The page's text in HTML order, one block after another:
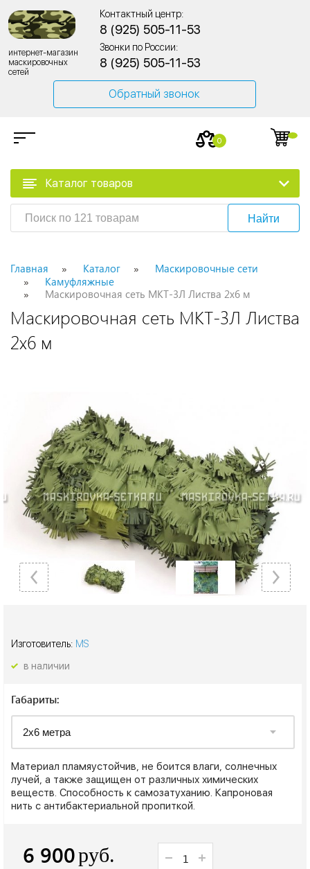
интернет-магазин
маскировочных
сетей
Контактный центр:
8 (925) 505-11-53
Звонки по России:
8 (925) 505-11-53
Обратный звонок
0
Каталог товаров
Найти
Главная Каталог
Маскировочные сети
Камуфляжные
Маскировочная сеть МКТ-3Л Листва 2х6 м
Маскировочная сеть МКТ-3Л Листва
2х6 м
Изготовитель: MS
в наличии
Габариты:
Материал пламяустойчив, не боится влаги, солнечных
лучей, а также защищен от различных химических
веществ. Способность к самозатуханию. Капроновая
нить с антибактериальной пропиткой.
6 900 руб.